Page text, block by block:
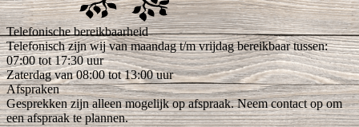
Telefonische bereikbaarheid
Telefonisch zijn wij van maandag t/m vrijdag bereikbaar tussen:
07:00 tot 17:30 uur
Zaterdag van 08:00 tot 13:00 uur
Afspraken
Gesprekken zijn alleen mogelijk op afspraak. Neem contact op om
een afspraak te plannen.